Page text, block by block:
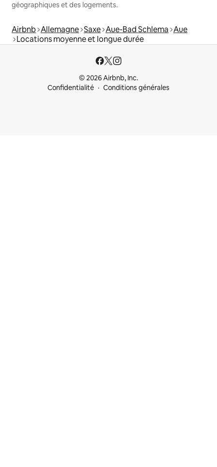
géographiques et des logements.
Airbnb Allemagne Saxe Aue-Bad Schlema Aue
Locations moyenne et longue durée
© 2026 Airbnb, Inc.
Confidentialité
Conditions générales